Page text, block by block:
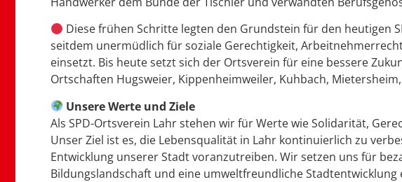
Diese frühen Schritte legten den Grundstein für den heutigen
seitdem unermüdlich für soziale Gerechtigkeit,
einsetzt. Bis heute setzt sich der Ortsverein für eine bessere
Ortschaften Hugsweier, Kippenheimweiler, Kuhbach,
Unsere Werte und Ziele
Als SPD-Ortsverein Lahr stehen wir für Werte wie Solidarität,
Unser Ziel ist es, die Lebensqualität in Lahr kontinuierlich zu
Entwicklung unserer Stadt voranzutreiben. Wir setzen uns für
Bildungslandschaft und eine umweltfreundliche Stadtentwicklung